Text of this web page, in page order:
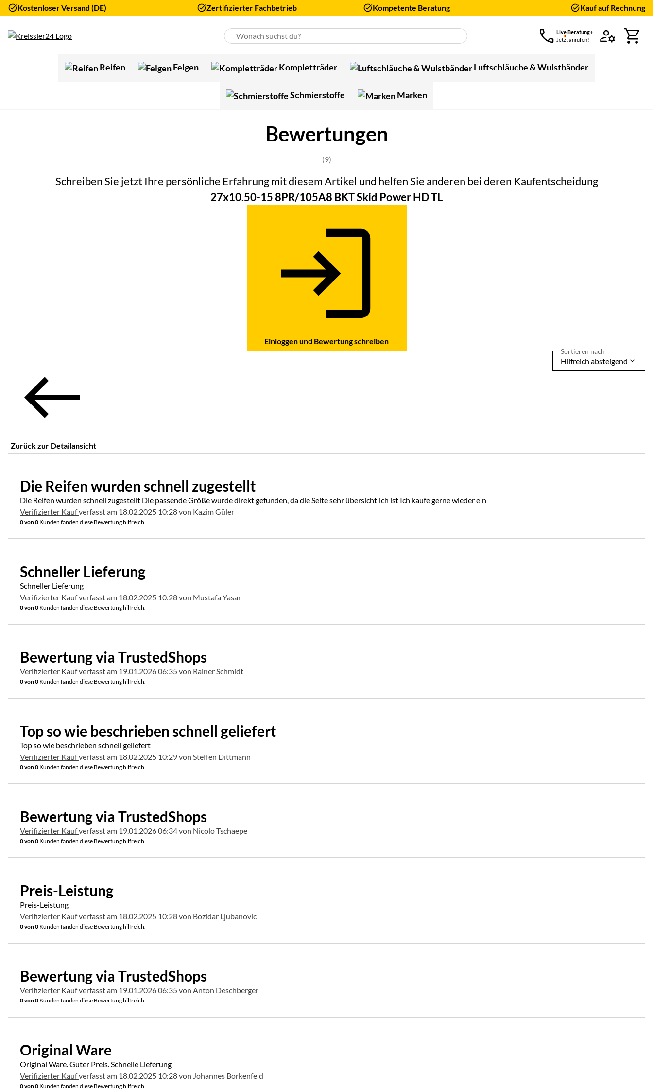
Kostenloser Versand (DE) Zertifizierter Fachbetrieb Kompetente Beratung Kauf auf Rechnung
Live Beratung+
Jetzt anrufen!
Reifen Felgen Kompletträder Luftschläuche & Wulstbänder
Schmierstoffe Marken
Bewertungen
Bewertung: 5 von 5 (9 Bewertungen)
(9)
Schreiben Sie jetzt Ihre persönliche Erfahrung mit diesem Artikel und helfen Sie anderen bei deren Kaufentscheidung
27x10.50-15 8PR/105A8 BKT Skid Power HD TL
Einloggen und Bewertung schreiben
Zurück zur Detailansicht
Sortieren nach
Hilfreich absteigend
Die Reifen wurden schnell zugestellt
Die Reifen wurden schnell zugestellt Die passende Größe wurde direkt gefunden, da die Seite sehr übersichtlich ist Ich kaufe gerne wieder ein
Verifizierter Kaufverfasst am 18.02.2025 10:28 von Kazim Güler
0 von 0 Kunden fanden diese Bewertung hilfreich.
Schneller Lieferung
Schneller Lieferung
Verifizierter Kaufverfasst am 18.02.2025 10:28 von Mustafa Yasar
0 von 0 Kunden fanden diese Bewertung hilfreich.
Bewertung via TrustedShops
Verifizierter Kaufverfasst am 19.01.2026 06:35 von Rainer Schmidt
0 von 0 Kunden fanden diese Bewertung hilfreich.
Top so wie beschrieben schnell geliefert
Top so wie beschrieben schnell geliefert
Verifizierter Kaufverfasst am 18.02.2025 10:29 von Steffen Dittmann
0 von 0 Kunden fanden diese Bewertung hilfreich.
Bewertung via TrustedShops
Verifizierter Kaufverfasst am 19.01.2026 06:34 von Nicolo Tschaepe
0 von 0 Kunden fanden diese Bewertung hilfreich.
Preis-Leistung
Preis-Leistung
Verifizierter Kaufverfasst am 18.02.2025 10:28 von Bozidar Ljubanovic
0 von 0 Kunden fanden diese Bewertung hilfreich.
Bewertung via TrustedShops
Verifizierter Kaufverfasst am 19.01.2026 06:35 von Anton Deschberger
0 von 0 Kunden fanden diese Bewertung hilfreich.
Original Ware
Original Ware. Guter Preis. Schnelle Lieferung
Verifizierter Kaufverfasst am 18.02.2025 10:28 von Johannes Borkenfeld
0 von 0 Kunden fanden diese Bewertung hilfreich.